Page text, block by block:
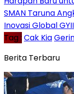
SMAN Taruna
Inovasi Global
Tag : Cak Kia
Berita Terbaru